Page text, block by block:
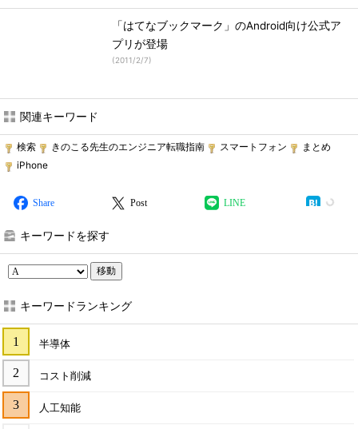
「はてなブックマーク」のAndroid向け公式ア
プリが登場
(2011/2/7)
関連キーワード
検索 きのこる先生のエンジニア転職指南 スマートフォン
まとめ
iPhone
Share Post LINE
キーワードを探す
移動
キーワードランキング
半導体
コスト削減
人工知能